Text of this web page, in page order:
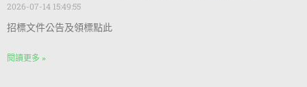
2026-07-14 15:49:55
招標文件公告及領標點此
閱讀更多 »